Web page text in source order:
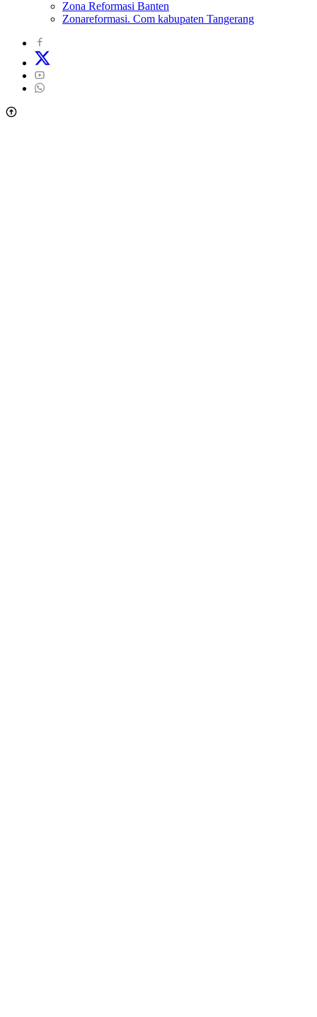
Zona Reformasi Banten
Zonareformasi. Com kabupaten Tangerang